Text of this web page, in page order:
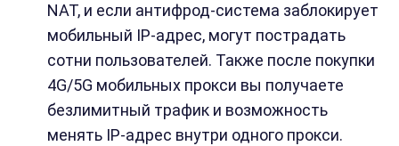
NAT, и если антифрод-система заблокирует
мобильный IP-адрес, могут пострадать
сотни пользователей. Также после покупки
4G/5G мобильных прокси вы получаете
безлимитный трафик и возможность
менять IP-адрес внутри одного прокси.